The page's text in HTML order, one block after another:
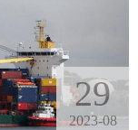
29
2023-08